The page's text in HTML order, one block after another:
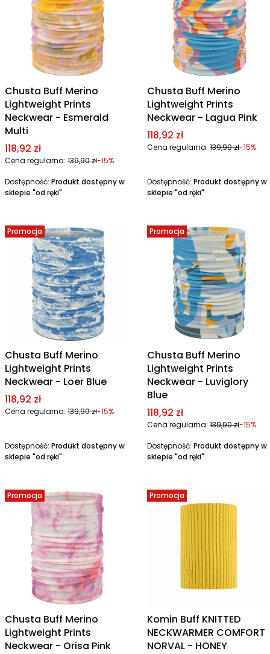
Chusta Buff Merino
Lightweight Prints
Neckwear - Esmerald
Multi
Cena promocyjna
118,92 zł
Cena regularna: 139,90 zł-15%
Dostępność: Produkt dostępny w
sklepie "od ręki"
Chusta Buff Merino
Lightweight Prints
Neckwear - Lagua Pink
Cena promocyjna
118,92 zł
Cena regularna: 139,90 zł-15%
Dostępność: Produkt dostępny w
sklepie "od ręki"
Promocja
Chusta Buff Merino
Lightweight Prints
Neckwear - Loer Blue
Cena promocyjna
118,92 zł
Cena regularna: 139,90 zł-15%
Dostępność: Produkt dostępny w
sklepie "od ręki"
Promocja
Chusta Buff Merino
Lightweight Prints
Neckwear - Luviglory
Blue
Cena promocyjna
118,92 zł
Cena regularna: 139,90 zł-15%
Dostępność: Produkt dostępny w
sklepie "od ręki"
Promocja
Chusta Buff Merino
Lightweight Prints
Neckwear - Orisa Pink
Promocja
Komin Buff KNITTED
NECKWARMER COMFORT
NORVAL - HONEY